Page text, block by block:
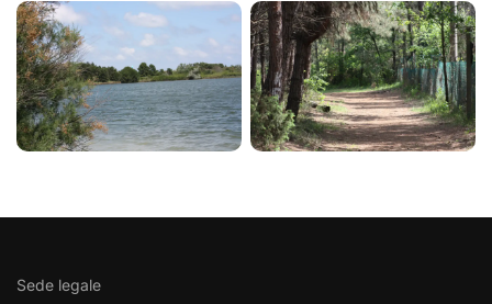
Sede legale